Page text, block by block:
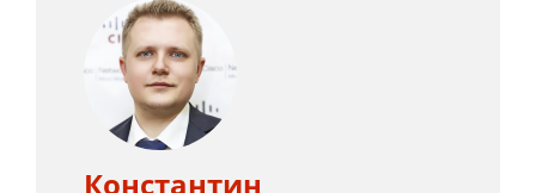
Константин